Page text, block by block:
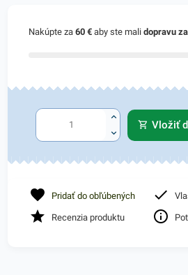
Nakúpte za60 € aby ste malidopravu
Vložiť
Pridať do obľúbených
Recenzia produktu